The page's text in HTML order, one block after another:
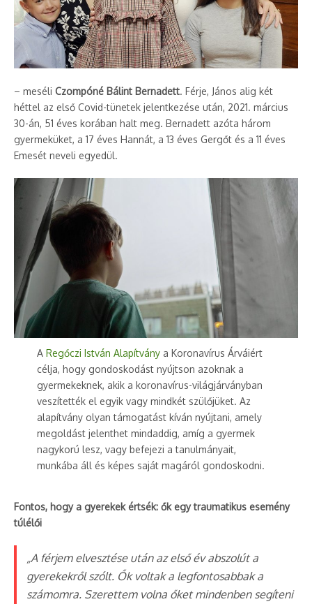
– meséli Czompóné Bálint Bernadett. Férje, János alig két
héttel az első Covid-tünetek jelentkezése után, 2021. március
30-án, 51 éves korában halt meg. Bernadett azóta három
gyermeküket, a 17 éves Hannát, a 13 éves Gergőt és a 11 éves
Emesét neveli egyedül.
A Regőczi István Alapítványa Koronavírus Árváiért
célja, hogy gondoskodást nyújtson azoknak a
gyermekeknek, akik a koronavírus-világjárványban
veszítették el egyik vagy mindkét szülőjüket. Az
alapítvány olyan támogatást kíván nyújtani, amely
megoldást jelenthet mindaddig, amíg a gyermek
nagykorú lesz, vagy befejezi a tanulmányait,
munkába áll és képes saját magáról gondoskodni.
Fontos, hogy a gyerekek értsék: ők egy traumatikus esemény
túlélői
„A férjem elvesztése után az első év abszolút a
gyerekekről szólt. Ők voltak a legfontosabbak a
számomra. Szerettem volna őket mindenben segíteni